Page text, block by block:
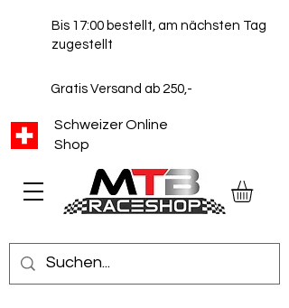
Schweizer Online
Shop
Bis 17:00 bestellt, am nächsten Tag
zugestellt
Gratis Versand ab 250,-